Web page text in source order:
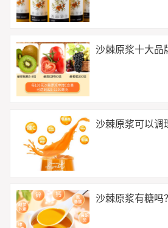
沙棘原浆十大品
沙棘原浆可以调
沙棘原浆有糖吗？